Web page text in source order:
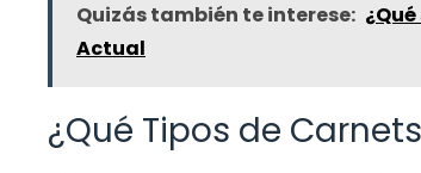
Quizás también te interese:
Actual
¿Qué Tipos de